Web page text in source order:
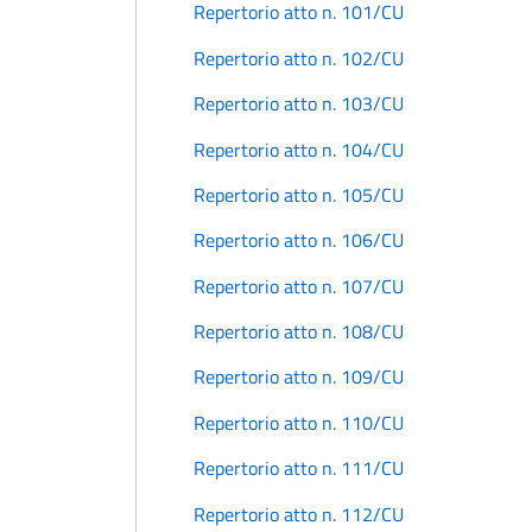
Repertorio atto n. 101/CU
Repertorio atto n. 102/CU
Repertorio atto n. 103/CU
Repertorio atto n. 104/CU
Repertorio atto n. 105/CU
Repertorio atto n. 106/CU
Repertorio atto n. 107/CU
Repertorio atto n. 108/CU
Repertorio atto n. 109/CU
Repertorio atto n. 110/CU
Repertorio atto n. 111/CU
Repertorio atto n. 112/CU